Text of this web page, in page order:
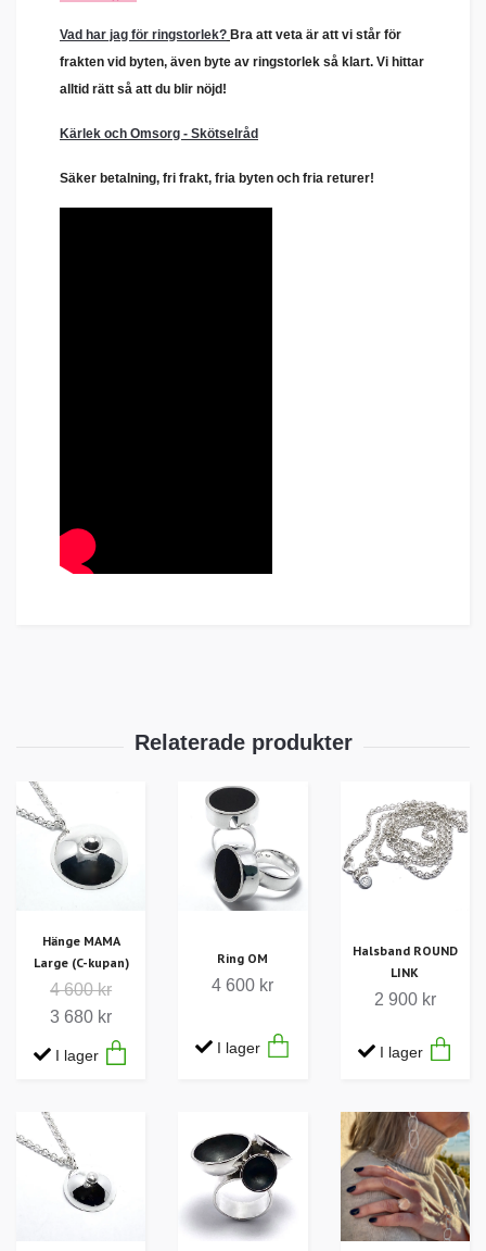
Vad har jag för ringstorlek? Bra att veta är att vi står för
frakten vid byten, även byte av ringstorlek så klart. Vi hittar
alltid rätt så att du blir nöjd!
Kärlek och Omsorg - Skötselråd
Säker betalning, fri frakt, fria byten och fria returer!
Hänge MAMA
Large (C-kupan)
4 600 kr
3 680 kr
I lager
Ring OM
4 600 kr
I lager
Halsband ROUND
LINK
2 900 kr
I lager